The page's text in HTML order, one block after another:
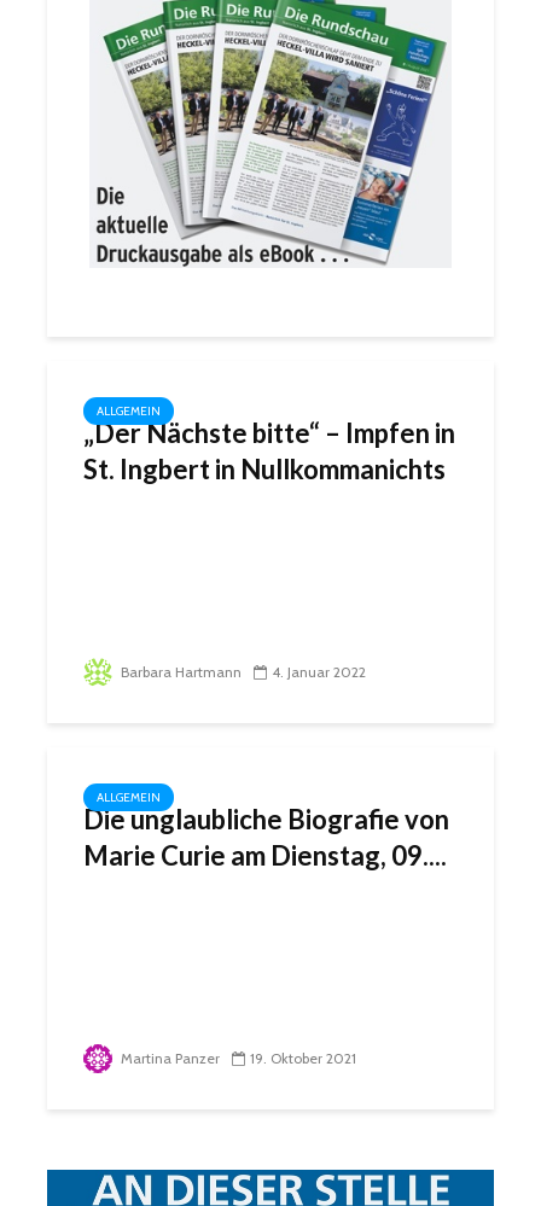
ALLGEMEIN
„Der Nächste bitte“ – Impfen in
St. Ingbert in Nullkommanichts
Barbara Hartmann 4. Januar 2022
ALLGEMEIN
Die unglaubliche Biografie von
Marie Curie am Dienstag, 09....
Martina Panzer 19. Oktober 2021